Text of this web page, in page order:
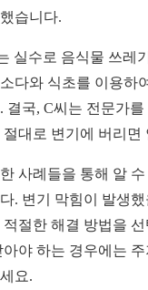
습니다.
실수로 음식물 쓰레
다와 식초를 이용하
결국, C씨는 전문가
절대로 변기에 버리면
사례들을 통해 알
. 변기 막힘이 발생
적절한 해결 방법을
아야 하는 경우에는
요.